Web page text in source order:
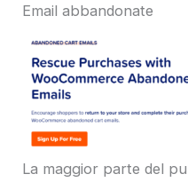
Email abbandonate
La maggior parte del